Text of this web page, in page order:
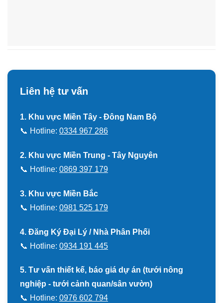
Liên hệ tư vấn
1. Khu vực Miền Tây - Đông Nam Bộ
📞 Hotline: 0334 967 286
2. Khu vực Miền Trung - Tây Nguyên
📞 Hotline: 0869 397 179
3. Khu vực Miền Bắc
📞 Hotline: 0981 525 179
4. Đăng Ký Đại Lý / Nhà Phân Phối
📞 Hotline: 0934 191 445
5. Tư vấn thiết kế, báo giá dự án (tưới nông
nghiệp - tưới cảnh quan/sân vườn)
📞 Hotline: 0976 602 794